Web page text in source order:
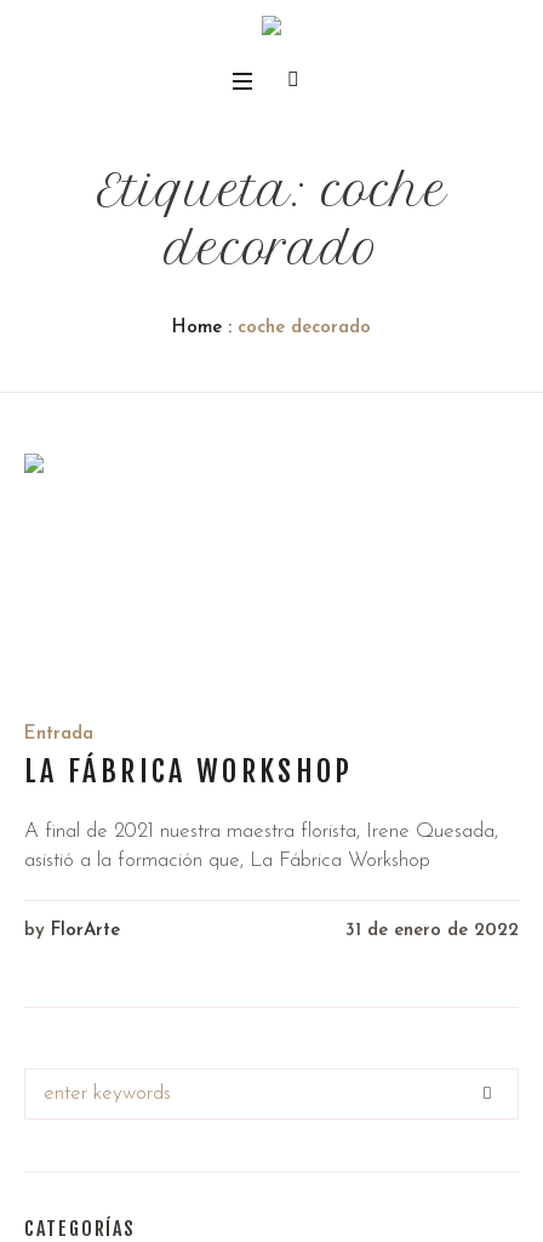
Etiqueta: coche
decorado
Home : coche decorado
Entrada
LA FÁBRICA WORKSHOP
A final de 2021 nuestra maestra florista, Irene Quesada,
asistió a la formación que, La Fábrica Workshop
31 de enero de 2022
by FlorArte
CATEGORÍAS